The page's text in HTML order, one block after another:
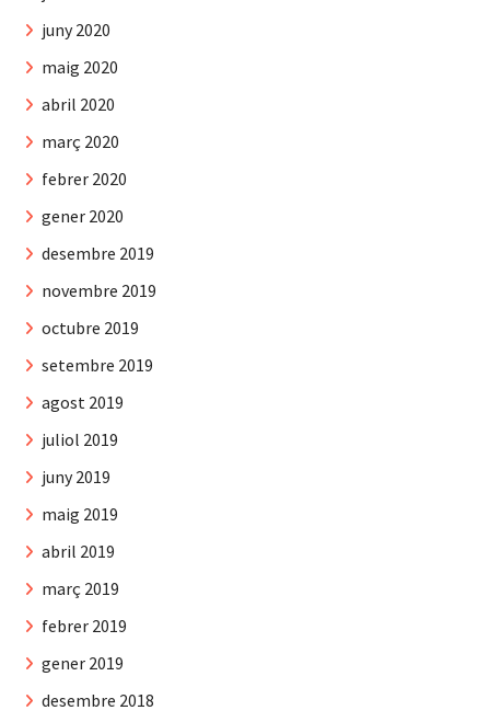
juny 2020
maig 2020
abril 2020
març 2020
febrer 2020
gener 2020
desembre 2019
novembre 2019
octubre 2019
setembre 2019
agost 2019
juliol 2019
juny 2019
maig 2019
abril 2019
març 2019
febrer 2019
gener 2019
desembre 2018